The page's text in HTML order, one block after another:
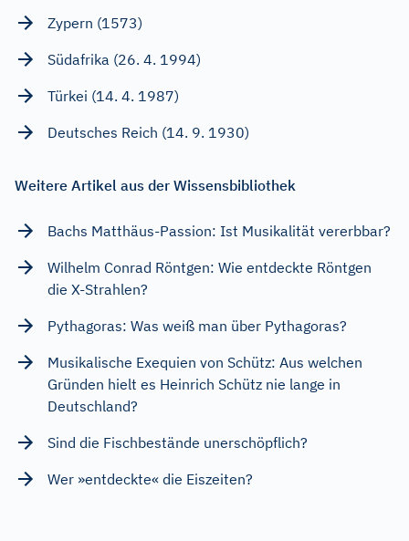
Zypern (1573)
Südafrika (26. 4. 1994)
Türkei (14. 4. 1987)
Deutsches Reich (14. 9. 1930)
Weitere Artikel aus der Wissensbibliothek
Bachs Matthäus-Passion: Ist Musikalität vererbbar?
Wilhelm Conrad Röntgen: Wie entdeckte Röntgen
die X-Strahlen?
Pythagoras: Was weiß man über Pythagoras?
Musikalische Exequien von Schütz: Aus welchen
Gründen hielt es Heinrich Schütz nie lange in
Deutschland?
Sind die Fischbestände unerschöpflich?
Wer »entdeckte« die Eiszeiten?